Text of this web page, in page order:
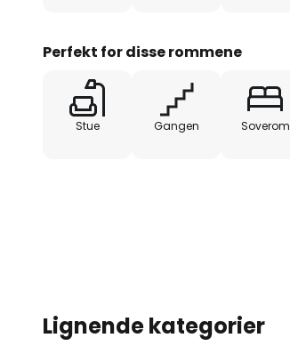
Perfekt for disse rommene
Stue Gangen Soverom
Lignende kategorier